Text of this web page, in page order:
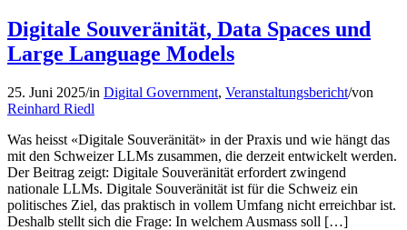
Digitale Souveränität, Data Spaces und
Large Language Models
25. Juni 2025/in Digital Government, Veranstaltungsbericht/von
Reinhard Riedl
Was heisst «Digitale Souveränität» in der Praxis und wie hängt das
mit den Schweizer LLMs zusammen, die derzeit entwickelt werden.
Der Beitrag zeigt: Digitale Souveränität erfordert zwingend
nationale LLMs. Digitale Souveränität ist für die Schweiz ein
politisches Ziel, das praktisch in vollem Umfang nicht erreichbar ist.
Deshalb stellt sich die Frage: In welchem Ausmass soll […]